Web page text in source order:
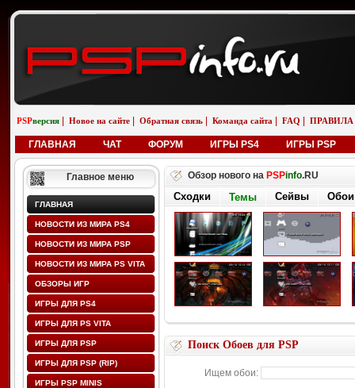
PSPверсия Новое на сайте Обратная связь Команда сайта FAQ ПРАВИЛА
ГЛАВНАЯ ЧАТ ФОРУМ ИГРЫ PS4 ИГРЫ PSP
Главное меню
ГЛАВНАЯ
НОВОСТИ ИЗ МИРА PS4
НОВОСТИ ИЗ МИРА PSP
НОВОСТИ ИЗ МИРА PS VITA
ОБЗОРЫ ИГР
ИГРЫ ДЛЯ PS4
ИГРЫ ДЛЯ PS VITA
ИГРЫ ДЛЯ PSP
ИГРЫ ДЛЯ PSP (RIP)
ИГРЫ PSP MINIS
Обзор нового на PSPinfo.RU
Сходки Темы Сейвы Обои
Поиск Обоев для PSP
Ищем обои: